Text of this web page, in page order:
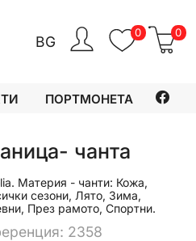
BG
0 0
ПОРТМОНЕТА
чанта
Материя - чанти: Кожа,
сезони, Лято, Зима,
През рамото, Спортни.
2358